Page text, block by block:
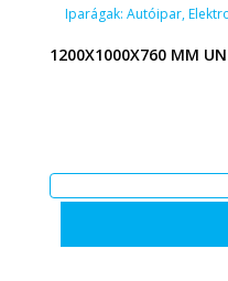
Iparágak: Autóipar,
1200X1000X760 MM UN